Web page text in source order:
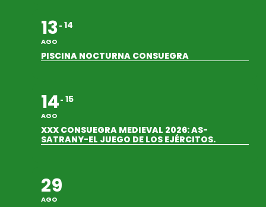
13
AGO
14
PISCINA NOCTURNA CONSUEGRA
14
AGO
15
XXX CONSUEGRA MEDIEVAL 2026: AS-
SATRANY-EL JUEGO DE LOS EJÉRCITOS.
29
AGO